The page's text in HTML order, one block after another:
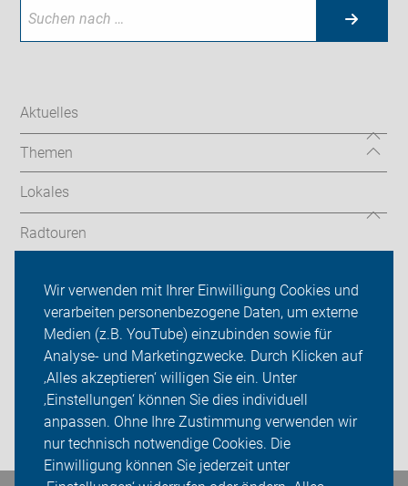
Wir verwenden mit Ihrer Einwilligung Cookies und
verarbeiten personenbezogene Daten, um externe
Medien (z.B. YouTube) einzubinden sowie für
Analyse- und Marketingzwecke. Durch Klicken auf
‚Alles akzeptieren‘ willigen Sie ein. Unter
‚Einstellungen‘ können Sie dies individuell
anpassen. Ohne Ihre Zustimmung verwenden wir
nur technisch notwendige Cookies. Die
Einwilligung können Sie jederzeit unter
Aktuelles
Themen
Lokales
Radtouren
ADFC Dinslaken-Voerde
Sei dabei
Presse
Login